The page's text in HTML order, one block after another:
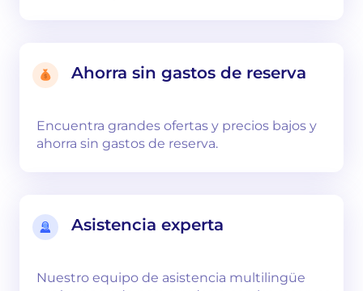
Ahorra sin gastos de reserva
Encuentra grandes ofertas y precios bajos y
ahorra sin gastos de reserva.
Asistencia experta
Nuestro equipo de asistencia multilingüe